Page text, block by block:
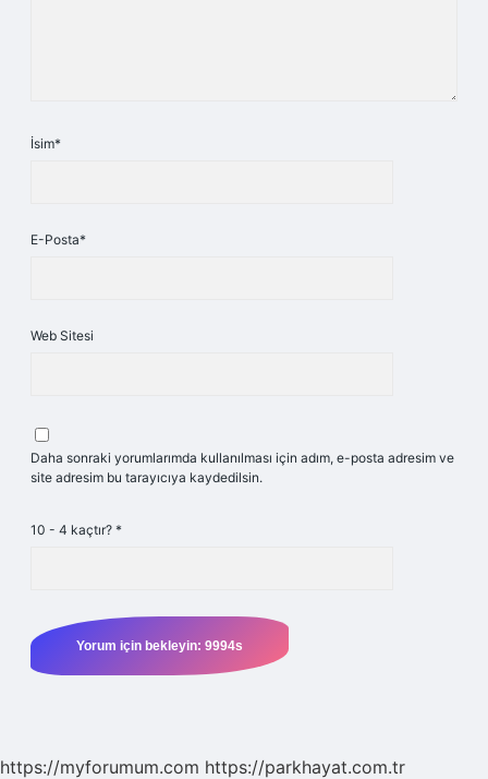
İsim*
E-Posta*
Web Sitesi
Daha sonraki yorumlarımda kullanılması için adım, e-posta adresim ve
site adresim bu tarayıcıya kaydedilsin.
10 - 4 kaçtır? *
https://myforumum.com https://parkhayat.com.tr